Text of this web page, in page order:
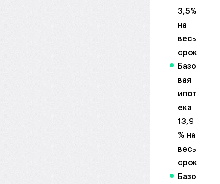
3,5%
на
весь
срок
Базо
вая
ипот
ека
13,9
% на
весь
срок
Базо